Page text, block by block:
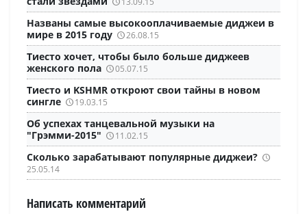
Названы самые высокооплачиваемые диджеи в
мире в 2015 году
26.08.15
Тиесто хочет, чтобы было больше диджеев
женского пола
05.07.15
Тиесто и KSHMR откроют свои тайны в новом
сингле
19.03.15
Об успехах танцевальной музыки на
"Грэмми-2015"
11.02.15
Сколько зарабатывают популярные диджеи?
25.05.14
Написать комментарий